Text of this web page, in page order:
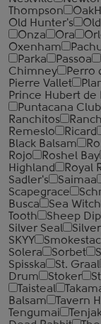
Thompson
Old Hunter's
Onza
Ora
Oxenham
Parka
Passoa
Chimney
Perro
Pierre Vallet
Prince Hubert de
Puntacana Club
Ranchitos
Remeslo
Ricard
Black Balsam
Rojo
Roshel Bay
Highland
Royal
Sadler's
Saimaa
Scapegrace
Busca
Sea Witch
Tooth
Sheep Dip
Silver Seal
SKYY
Solera
Sorbet
Spisska
St. Graal
Drum
Stoker
Taisteal
Balsam
Tavern
Tengumai